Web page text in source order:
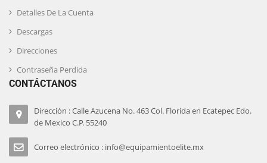
Detalles De La Cuenta
Descargas
Direcciones
Contraseña Perdida
CONTÁCTANOS
Dirección : Calle Azucena No. 463 Col. Florida en Ecatepec Edo.
de Mexico C.P. 55240
Correo electrónico : info@equipamientoelite.mx